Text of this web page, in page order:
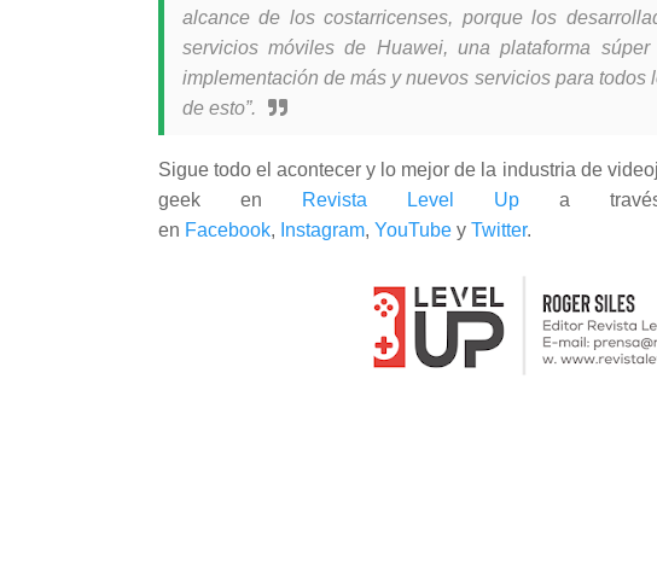
alcance de los costarricenses, porque los
servicios móviles de Huawei, una plataforma
implementación de más y nuevos servicios para todos
de esto”.
Sigue todo el acontecer y lo mejor de la industria de
geek en
Revista Level Upa través
en Facebook, Instagram, YouTubey Twitter.